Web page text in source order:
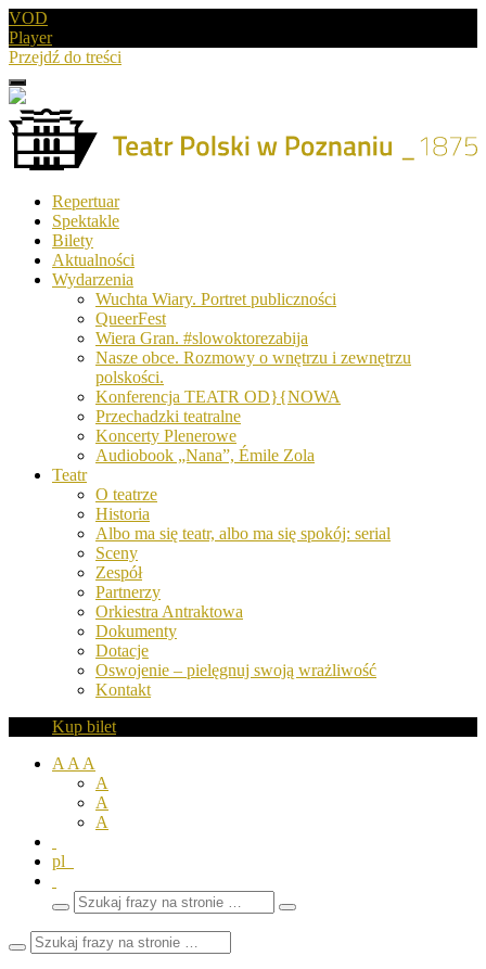
VOD
Player
Przejdź do treści
Menu
Drugie
logo
Teatr
Polski
Poznaniu
Repertuar
Spektakle
Bilety
Aktualności
Wydarzenia
Wuchta Wiary. Portret publiczności
QueerFest
Wiera Gran. #slowoktorezabija
Nasze obce. Rozmowy o wnętrzu i zewnętrzu
polskości.
Konferencja TEATR OD}{NOWA
Przechadzki teatralne
Koncerty Plenerowe
Audiobook „Nana”, Émile Zola
Teatr
O teatrze
Historia
Albo ma się teatr, albo ma się spokój: serial
Sceny
Zespół
Partnerzy
Orkiestra Antraktowa
Dokumenty
Dotacje
Oswojenie – pielęgnuj swoją wrażliwość
Kontakt
Kup bilet
A A A
A
A
A
pl
Wyszukaj
frazy
Zamknij